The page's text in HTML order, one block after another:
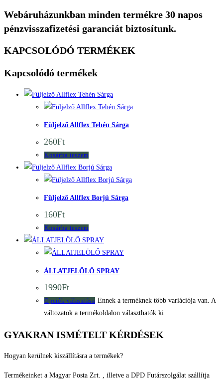
Webáruházunkban minden termékre 30 napos
pénzvisszafizetési garanciát biztosítunk.
KAPCSOLÓDÓ TERMÉKEK
Kapcsolódó termékek
Füljelző Allflex Tehén Sárga
260Ft
Kosárba teszem
Füljelző Allflex Borjú Sárga
160Ft
Kosárba teszem
ÁLLATJELÖLŐ SPRAY
1990Ft
Opciók választása Ennek a terméknek több variációja van. A
változatok a termékoldalon választhatók ki
GYAKRAN ISMÉTELT KÉRDÉSEK
Hogyan kerülnek kiszállításra a termékek?
Termékeinket a Magyar Posta Zrt. , illetve a DPD Futárszolgálat szállítja